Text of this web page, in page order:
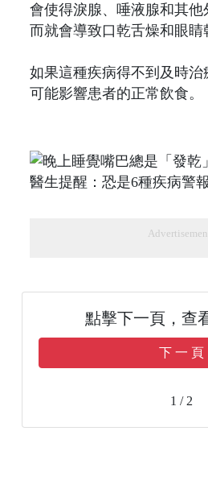
會使得淚腺、唾液腺和其他
而就會導致口乾舌燥和眼睛
如果這種疾病得不到及時
可能影響患者的正常飲食。
點擊下一頁，查
下 一 頁
1 / 2